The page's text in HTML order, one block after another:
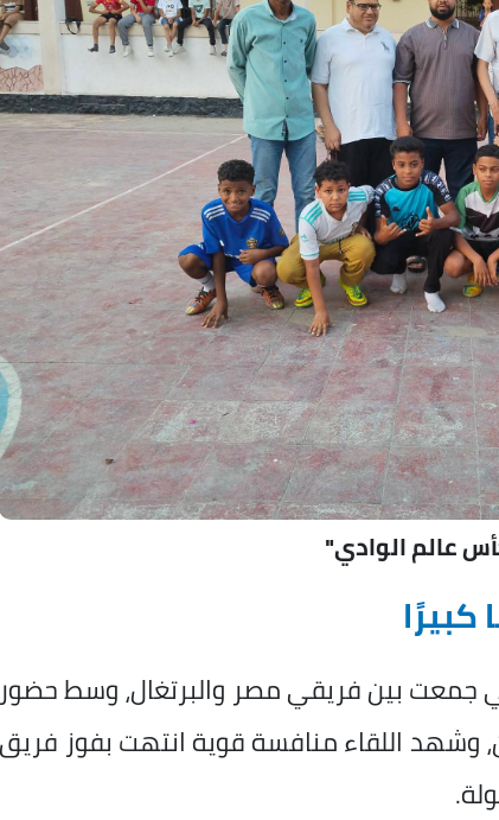
عالم الوادي"
جمعت بين فريقي مصر والبرتغال، وسط حضور
وشهد اللقاء منافسة قوية انتهت بفوز فريق